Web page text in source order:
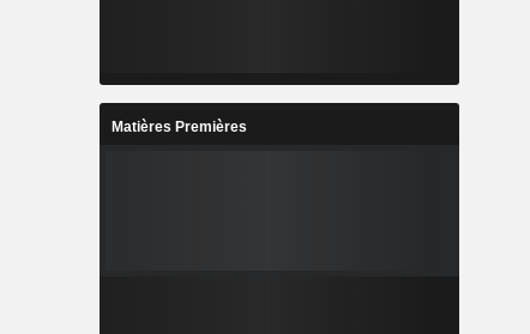
Matières Premières